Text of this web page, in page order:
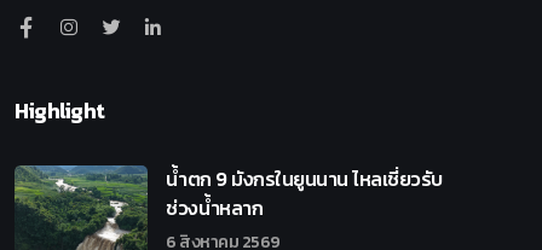
Highlight
น้ำตก 9 มังกรในยูนนาน ไหลเชี่ยวรับ
ช่วงน้ำหลาก
6 สิงหาคม 2569